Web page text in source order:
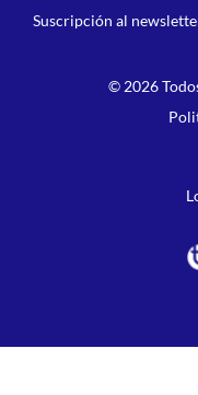
Suscripción al
© 2026